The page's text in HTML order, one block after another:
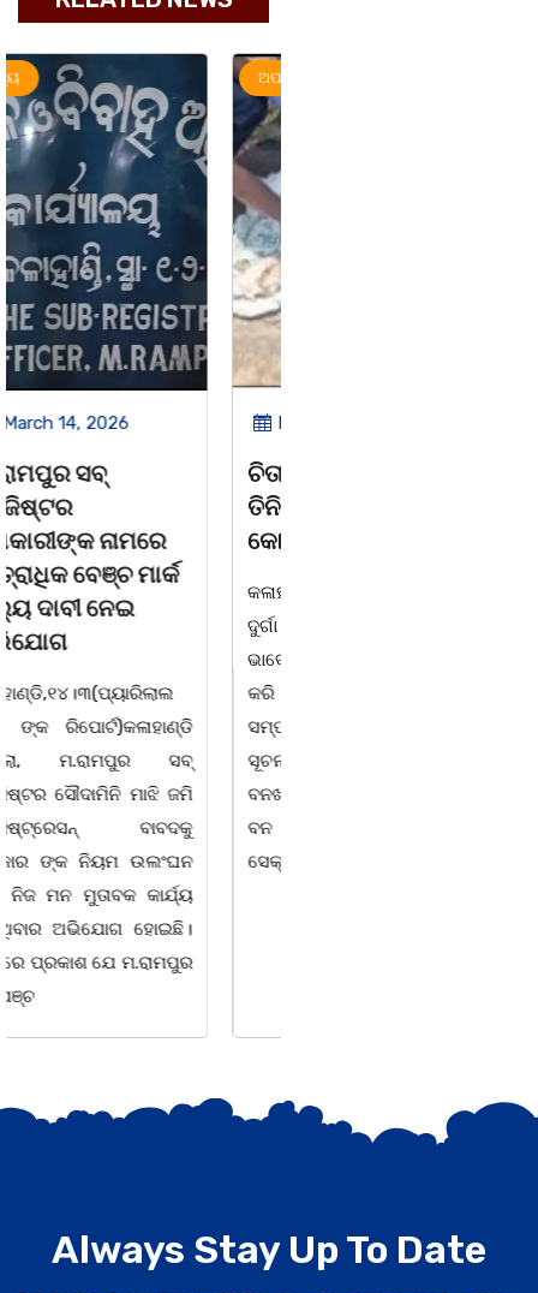
ଅପରାଧ
March 14, 2026
ଚିତାବାଘ ର ନଖ ଜବତ
ତିନି ଯୁବକ ଗିରଫ ଓ
କୋର୍ଟ ଚାଲାଣ
କଳାହାଣ୍ଡି,୧୪|୩(ପ୍ୟାରିଲାଲ
ଦୁର୍ଗା ଙ୍କ ରିପୋର୍ଟ):ବେଆଇନ
ଭାବେ ବନ୍ୟଜନ୍ତୁ ଙ୍କ ର ଶିକାର
କରି ବ୍ୟବସାୟ ଚାଲୁଥିବା
ସମ୍ପର୍କରେ କୌଣସି ସୂତ୍ରରୁ
ସୂଚନା ପାଇ କଳାହାଣ୍ଡି ଉତ୍ତର
ବନଖଣ୍ଡ ଅଧୀନ କେଗାଁ ରେଞ୍ଜର
ବନ କର୍ମଚାରୀ ମାନେ ଗରଗାବ
ସେକ୍ସନ ଅଧୀନ କାନ୍ଦୁଲଝର
Always Stay Up To Date